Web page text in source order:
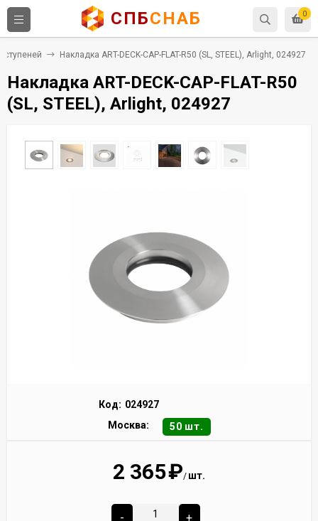
0
СПБСНАБ
ступеней Накладка ART-DECK-CAP-FLAT-R50 (SL, STEEL), Arlight, 024927
Накладка ART-DECK-CAP-FLAT-R50
(SL, STEEL), Arlight, 024927
Код: 024927
Москва:
50 шт.
2 365₽/ шт.
- +